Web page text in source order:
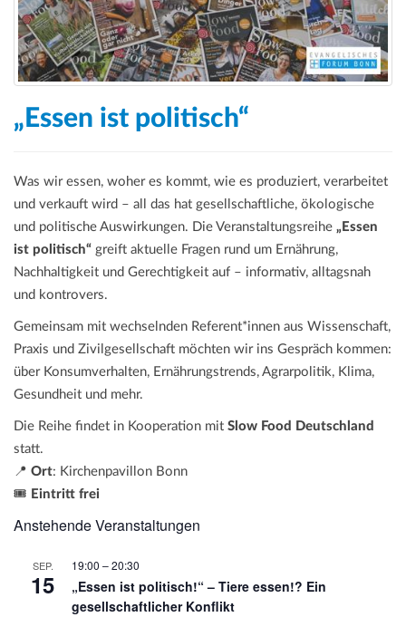
„Essen ist politisch“
Was wir essen, woher es kommt, wie es produziert, verarbeitet
und verkauft wird – all das hat gesellschaftliche, ökologische
und politische Auswirkungen. Die Veranstaltungsreihe „Essen
ist politisch“ greift aktuelle Fragen rund um Ernährung,
Nachhaltigkeit und Gerechtigkeit auf – informativ, alltagsnah
und kontrovers.
Gemeinsam mit wechselnden Referent*innen aus Wissenschaft,
Praxis und Zivilgesellschaft möchten wir ins Gespräch kommen:
über Konsumverhalten, Ernährungstrends, Agrarpolitik, Klima,
Gesundheit und mehr.
Die Reihe findet in Kooperation mit Slow Food Deutschland
statt.
📍 Ort: Kirchenpavillon Bonn
🎟️ Eintritt frei
Anstehende Veranstaltungen
SEP.
15
19:00 –20:30
„Essen ist politisch!“ – Tiere essen!? Ein
gesellschaftlicher Konflikt